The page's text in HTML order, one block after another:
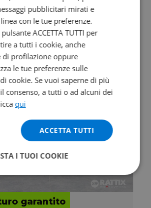
Versys 650
| 649 cc | 67 Hp | 49 Kw
€
garantito
pubblicitari mirati e
con le tue preferenze.
ACCETTA TUTTI per
a tutti i cookie, anche
di profilazione oppure
le tue preferenze sulle
cookie. Se vuoi saperne di più
consenso, a tutti o ad alcuni dei
qui
ACCETTA TUTTI
I TUOI COOKIE